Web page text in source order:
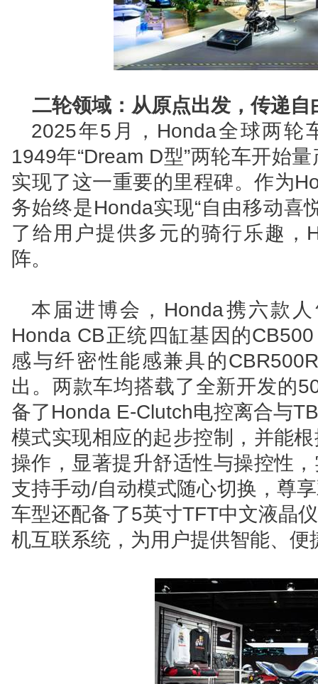
二轮领域：从原点出发，传递自
2025年5月，Honda全球两轮
1949年“Dream D型”两轮车开始
实现了这一重要的里程碑。作为
务始终是Honda实现“自由移动喜
了给用户提供多元的骑行乐趣，
阵。
本届进博会，Honda携六款
Honda CB正统四缸基因的
感与纤密性能感兼具的
出。两款车均搭载了全新开发的
备了Honda E-Clutch电控离合与
模式实现相应的起步控制，并能
操作，显著提升舒适性与操控性
支持手动/自动模式随心切换，尊
车型还配备了5英寸TFT中文液晶
机互联系统，为用户提供智能、便